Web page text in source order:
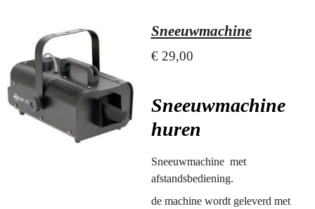
Sneeuwmachine
€ 29,00
Sneeuwmachine
huren
Sneeuwmachine met
afstandsbediening.
de machine wordt geleverd met